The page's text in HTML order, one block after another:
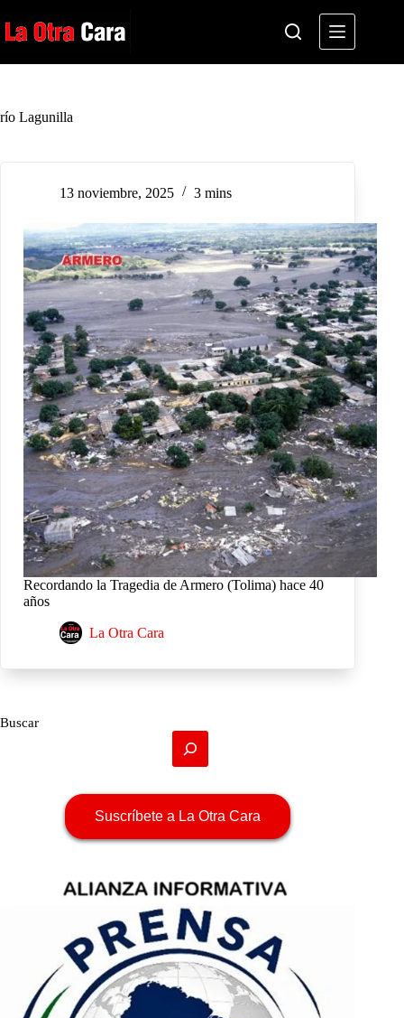
al
contenido
río Lagunilla
13 noviembre, 2025 3 mins
Recordando la Tragedia de Armero (Tolima) hace 40
años
La Otra Cara
Buscar
Suscríbete a La Otra Cara